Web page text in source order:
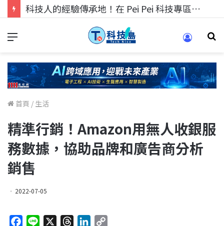
科技人的經驗傳承地！在 Pei Pei 科技專區，與學弟妹交流最硬核的技術
首頁 / 生活
精準行銷！Amazon用無人收銀服
務數據，協助品牌和廣告商分析
銷售
2022-07-05